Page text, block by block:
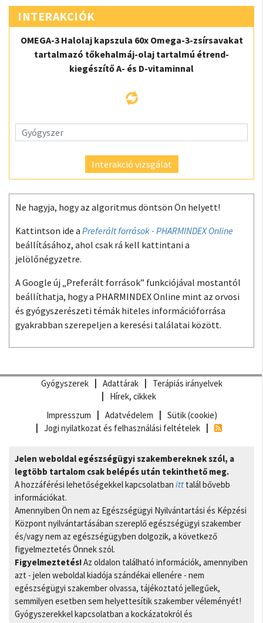
INTERAKCIÓK
OMEGA-3 Halolaj kapszula 60x Omega-3-zsírsavakat
tartalmazó tőkehalmáj-olaj tartalmú étrend-
kiegészítő A- és D-vitaminnal
Interakció vizsgálat
Ne hagyja, hogy az algoritmus döntsön Ön helyett!
Kattintson ide a Preferált források - PHARMINDEX Online
beállításához, ahol csak rá kell kattintani a
jelölőnégyzetre.
A Google új „Preferált források” funkciójával mostantól
beállíthatja, hogy a PHARMINDEX Online mint az orvosi
és gyógyszerészeti témák hiteles információforrása
gyakrabban szerepeljen a keresési találatai között.
Gyógyszerek Adattárak
Terápiás irányelvek
Hírek, cikkek
Impresszum
Adatvédelem
Sütik (cookie)
Jogi nyilatkozat és felhasználási feltételek
Jelen weboldal egészségügyi szakembereknek szól, a
legtöbb tartalom csak belépés után tekinthető meg.
A hozzáférési lehetőségekkel kapcsolatban itt talál bővebb
információkat.
Amennyiben Ön nem az Egészségügyi Nyilvántartási és Képzési
Központ nyilvántartásában szereplő egészségügyi szakember
és/vagy nem az egészségügyben dolgozik, a következő
figyelmeztetés Önnek szól.
Figyelmeztetés!Az oldalon található információk, amennyiben
azt - jelen weboldal kiadója szándékai ellenére - nem
egészségügyi szakember olvassa, tájékoztató jellegűek,
semmilyen esetben sem helyettesítik szakember véleményét!
Gyógyszerekkel kapcsolatban a kockázatokról és